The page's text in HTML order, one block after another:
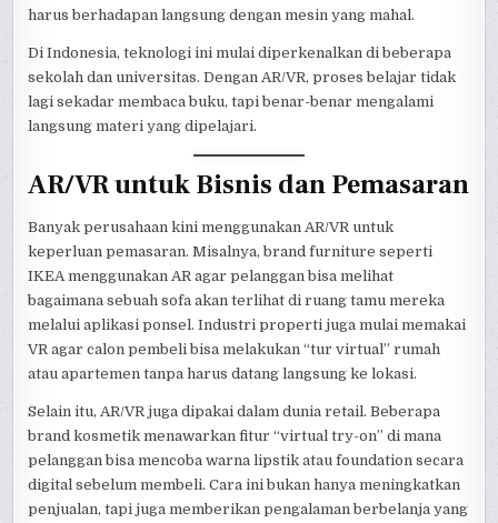
harus berhadapan langsung dengan mesin yang mahal.
Di Indonesia, teknologi ini mulai diperkenalkan di beberapa
sekolah dan universitas. Dengan AR/VR, proses belajar tidak
lagi sekadar membaca buku, tapi benar-benar mengalami
langsung materi yang dipelajari.
AR/VR untuk Bisnis dan Pemasaran
Banyak perusahaan kini menggunakan AR/VR untuk
keperluan pemasaran. Misalnya, brand furniture seperti
IKEA menggunakan AR agar pelanggan bisa melihat
bagaimana sebuah sofa akan terlihat di ruang tamu mereka
melalui aplikasi ponsel. Industri properti juga mulai memakai
VR agar calon pembeli bisa melakukan “tur virtual” rumah
atau apartemen tanpa harus datang langsung ke lokasi.
Selain itu, AR/VR juga dipakai dalam dunia retail. Beberapa
brand kosmetik menawarkan fitur “virtual try-on” di mana
pelanggan bisa mencoba warna lipstik atau foundation secara
digital sebelum membeli. Cara ini bukan hanya meningkatkan
penjualan, tapi juga memberikan pengalaman berbelanja yang